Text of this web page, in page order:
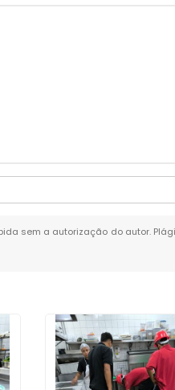
sem a autorização do autor.